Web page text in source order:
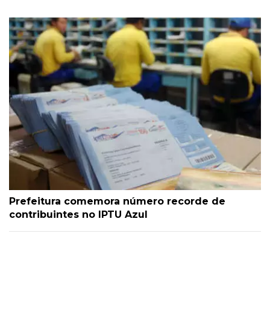
Prefeitura comemora número recorde de
contribuintes no IPTU Azul